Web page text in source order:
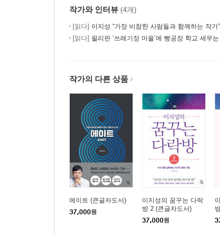
작가와 인터뷰 (4개)
[읽다] 이지성 “가장 비참한 사람들과 함께하는 작가”
[읽다] 필리핀 ‘쓰레기장 마을’에 빵공장 학교 세우는 한국 베스트셀러
작가의 다른 상품
에이트 (큰글자도서)
37,000원
이지성의 꿈꾸는 다락
방 2 (큰글자도서)
37,000원